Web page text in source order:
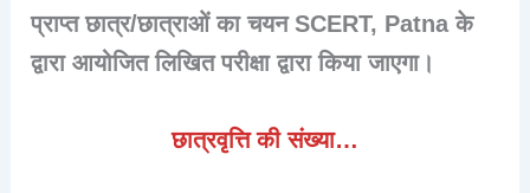
प्राप्त छात्र/छात्राओं का चयन SCERT, Patna के
द्वारा आयोजित लिखित परीक्षा द्वारा किया जाएगा।
छात्रवृत्ति की संख्या…